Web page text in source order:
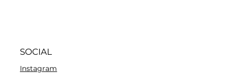
SOCIAL
Instagram